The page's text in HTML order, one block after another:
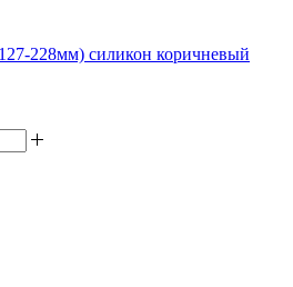
228мм) силикон коричневый